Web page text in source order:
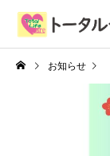
お知らせ